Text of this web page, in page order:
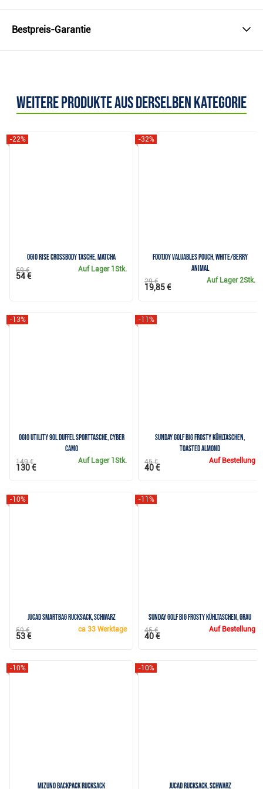
Bestpreis-Garantie
Weitere Produkte aus derselben Kategorie
Ogio Rise Crossbody Tasche, matcha
-22%
Auf Lager 1Stk.
69 €
54 €
FootJoy Valuables Pouch, white/berry
animal
-32%
Auf Lager2Stk.
29 €
19,85 €
Ogio Utility 90L Duffel Sporttasche, cyber
camo
-13%
Auf Lager 1Stk.
149 €
130 €
Sunday Golf Big Frosty Kühltaschen,
toasted almond
-11%
Auf Bestellung
45 €
40 €
JuCad Smartbag Rucksack, schwarz
-10%
ca33 Werktage
59 €
53 €
Sunday Golf Big Frosty Kühltaschen, grau
-11%
Auf Bestellung
45 €
40 €
Mizuno Backpack Rucksack
-10%
JuCad Rucksack, schwarz
-10%